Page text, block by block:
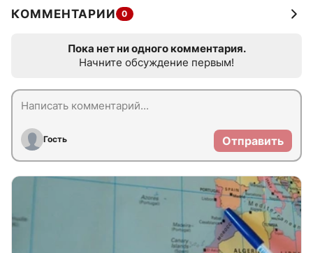
КОММЕНТАРИИ 0
Пока нет ни одного комментария.
Начните обсуждение первым!
Гость Отправить